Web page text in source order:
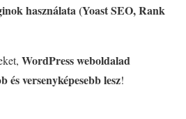
használata (Yoast SEO, Rank
WordPress weboldalad
és versenyképesebb lesz!